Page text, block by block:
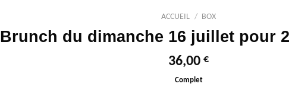
ACCUEIL / BOX
Brunch du dimanche 16 juillet pour 2
36,00 €
Complet